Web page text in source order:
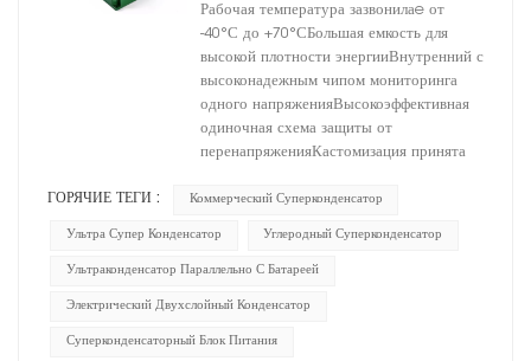
Рабочая температура зазвонилаe от
-40°С до +70°СБольшая емкость для
высокой плотности энергииВнутренний с
высоконадежным чипом мониторинга
одного напряженияВысокоэффективная
одиночная схема защиты от
перенапряженияКастомизация принята
ГОРЯЧИЕ ТЕГИ : Коммерческий Суперконденсатор
Ультра Супер Конденсатор Углеродный Суперконденсатор
Ультраконденсатор Параллельно С Батареей
Электрический Двухслойный Конденсатор
Суперконденсаторный Блок Питания